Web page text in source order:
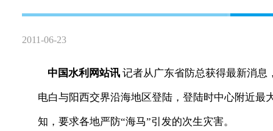
2011-06-23
中国水利网站讯 记者从广东省防总获得最新消息
电白与阳西交界沿海地区登陆，登陆时中心附近
知，要求各地严防“海马”引发的次生灾害。